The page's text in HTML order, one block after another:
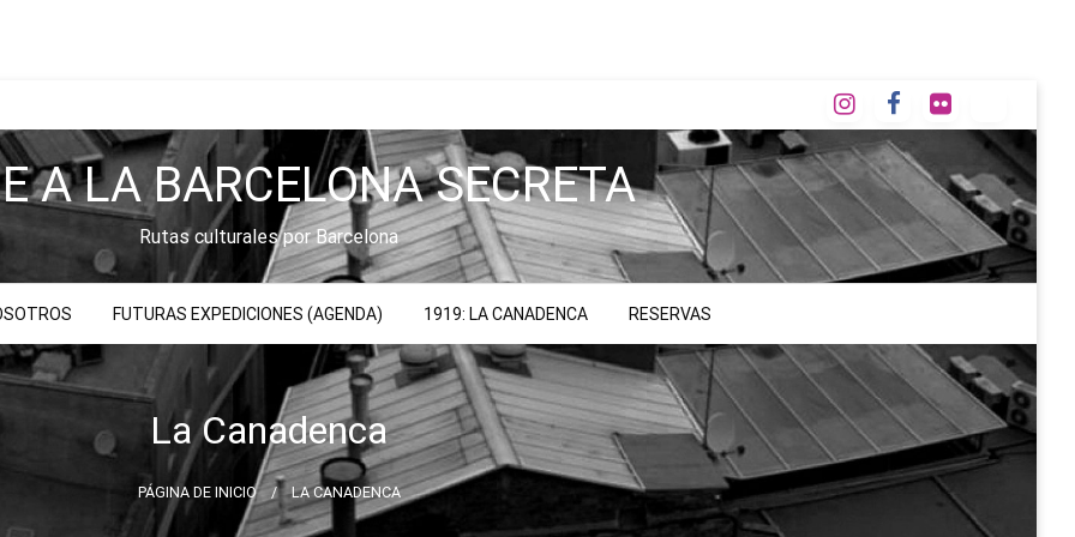
A LA BARCELONA SECRETA
Rutas culturales por Barcelona
FUTURAS EXPEDICIONES (AGENDA) 1919: LA CANADENCA RESERVAS
La Canadenca
PÁGINA DE INICIO LA CANADENCA